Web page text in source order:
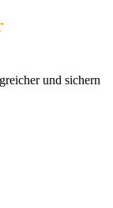
und sichern